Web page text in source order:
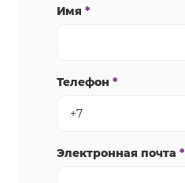
Имя*
Телефон*
Электронная почта*